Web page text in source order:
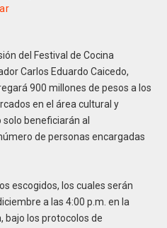
del Festival de Cocina
Carlos Eduardo Caicedo,
900 millones de pesos a los
en el área cultural y
beneficiarán al
de personas encargadas
escogidos, los cuales serán
a las 4:00 p.m. en la
bajo los protocolos de